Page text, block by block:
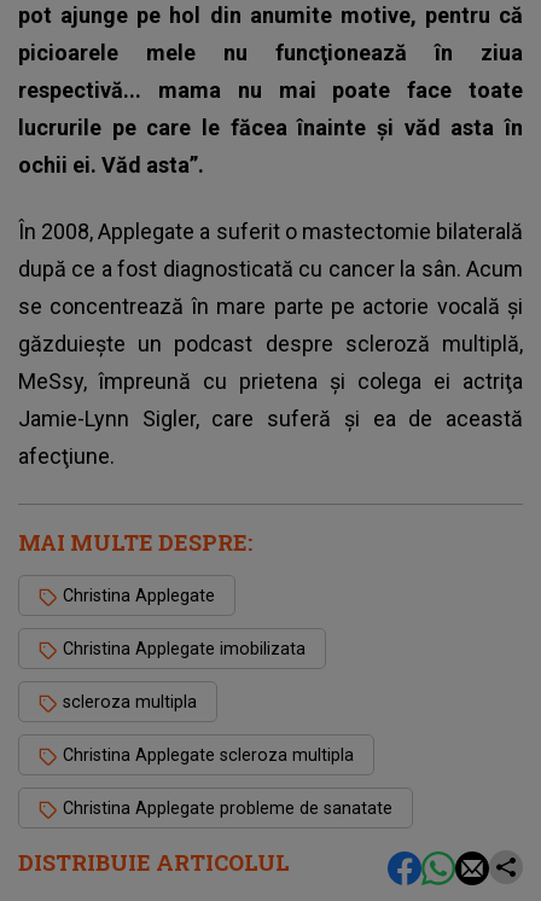
DISTRIBUIE ARTICOLUL
pot ajunge pe hol din anumite motive, pentru că
picioarele mele nu funcţionează în ziua
respectivă... mama nu mai poate face toate
lucrurile pe care le făcea înainte şi văd asta în
ochii ei. Văd asta”.
În 2008, Applegate a suferit o mastectomie bilaterală
după ce a fost diagnosticată cu cancer la sân. Acum
se concentrează în mare parte pe actorie vocală şi
găzduieşte un podcast despre scleroză multiplă,
MeSsy, împreună cu prietena şi colega ei actriţa
Jamie-Lynn Sigler, care suferă şi ea de această
afecţiune.
MAI MULTE DESPRE:
Christina Applegate
Christina Applegate imobilizata
scleroza multipla
Christina Applegate scleroza multipla
Christina Applegate probleme de sanatate